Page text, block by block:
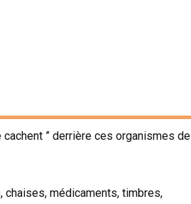
” derrière ces organismes de
médicaments, timbres,